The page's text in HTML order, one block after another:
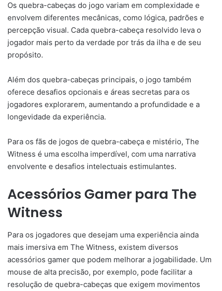
Os quebra-cabeças do jogo variam em complexidade e
envolvem diferentes mecânicas, como lógica, padrões e
percepção visual. Cada quebra-cabeça resolvido leva o
jogador mais perto da verdade por trás da ilha e de seu
propósito.
Além dos quebra-cabeças principais, o jogo também
oferece desafios opcionais e áreas secretas para os
jogadores explorarem, aumentando a profundidade e a
longevidade da experiência.
Para os fãs de jogos de quebra-cabeça e mistério, The
Witness é uma escolha imperdível, com uma narrativa
envolvente e desafios intelectuais estimulantes.
Acessórios Gamer para The
Witness
Para os jogadores que desejam uma experiência ainda
mais imersiva em The Witness, existem diversos
acessórios gamer que podem melhorar a jogabilidade. Um
mouse de alta precisão, por exemplo, pode facilitar a
resolução de quebra-cabeças que exigem movimentos